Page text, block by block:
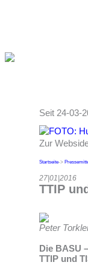
Seit 24-03-
Zur
Startseite->
27|01|2016
TTIP
Peter
Die BASU
TTIP und